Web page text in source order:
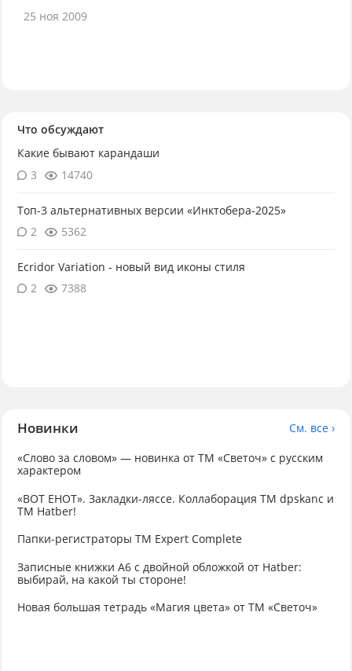
25 ноя 2009
Что обсуждают
Какие бывают карандаши
3
14740
Топ-3 альтернативных версии «Инктобера-2025»
2
5362
Ecridor Variation - новый вид иконы стиля
2
7388
Новинки
См. все ›
«Слово за словом» — новинка от ТМ «Светоч» с русским
характером
«ВОТ ЕНОТ». Закладки-ляссе. Коллаборация TM dpskanc и
ТМ Hatber!
Папки-регистраторы ТМ Expert Complete
Записные книжки А6 с двойной обложкой от Hatber:
выбирай, на какой ты стороне!
Новая большая тетрадь «Магия цвета» от ТМ «Светоч»